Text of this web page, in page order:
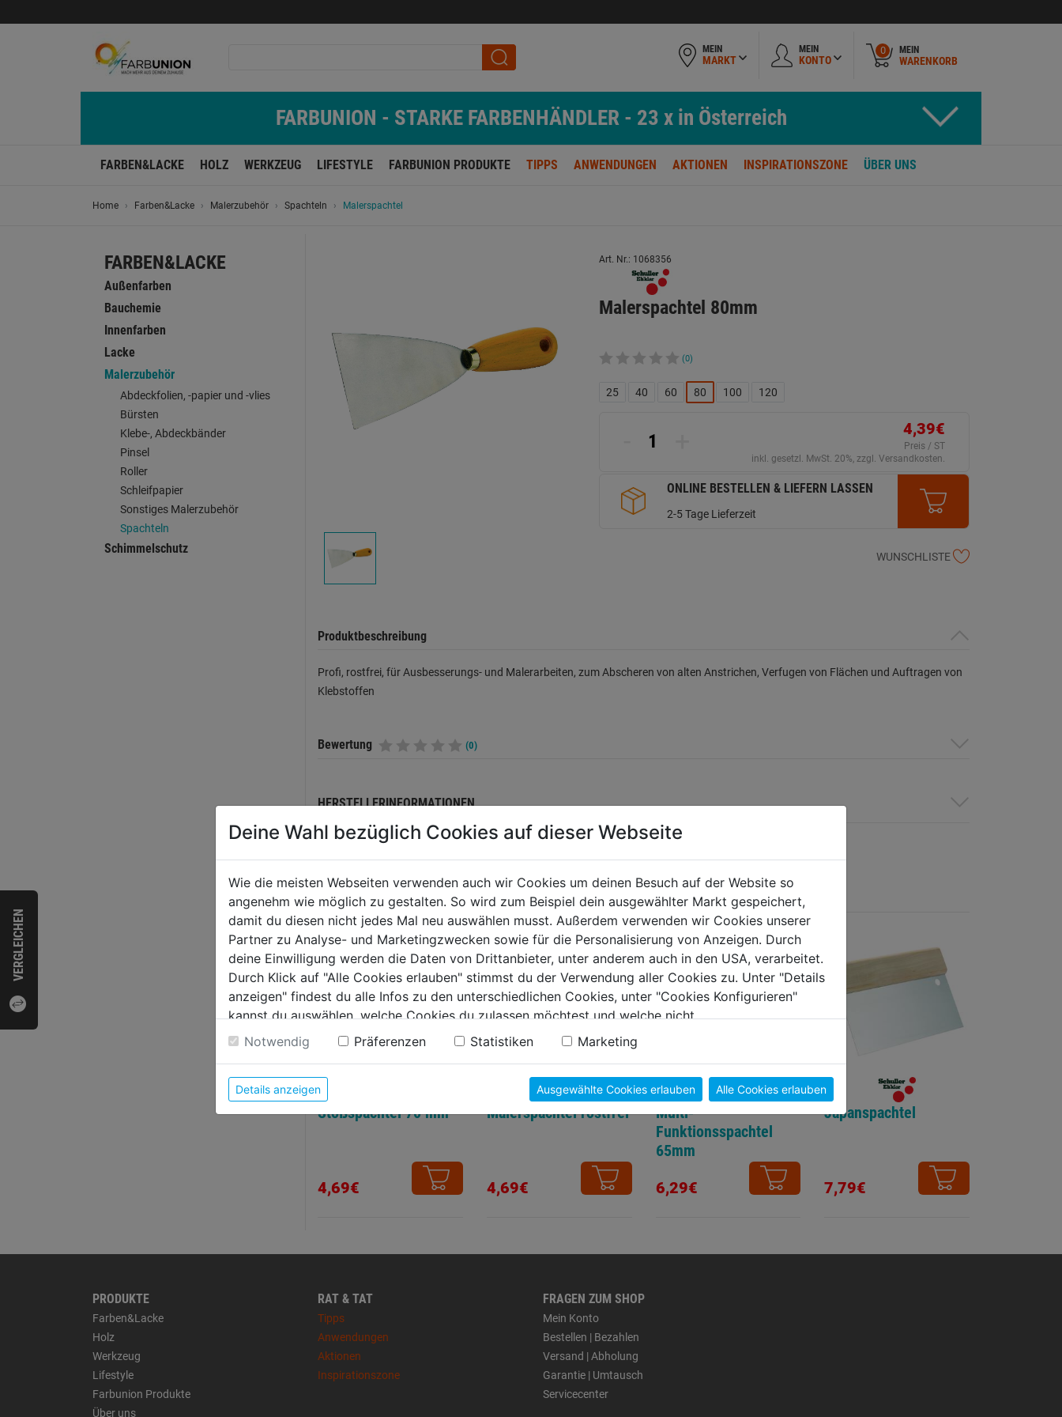
VERGLEICHEN
MEIN
MARKT
MEIN
KONTO
0 MEIN
WARENKORB
FARBUNION - STARKE FARBENHÄNDLER - 23 x in Österreich
FARBEN&LACKE HOLZ WERKZEUG LIFESTYLE FARBUNION PRODUKTE TIPPS ANWENDUNGEN AKTIONEN INSPIRATIONSZONE ÜBER UNS
Home Farben&Lacke Malerzubehör Spachteln Malerspachtel
FARBEN&LACKE
Außenfarben
Bauchemie
Innenfarben
Lacke
Malerzubehör
Abdeckfolien, -papier und -vlies
Bürsten
Klebe-, Abdeckbänder
Pinsel
Roller
Schleifpapier
Sonstiges Malerzubehör
Spachteln
Schimmelschutz
Art. Nr.: 1068356
Malerspachtel 80mm
(0)
25 40 60 80 100 120
4,39€
Preis / ST
inkl. gesetzl. MwSt. 20%, zzgl. Versandkosten.
ONLINE BESTELLEN & LIEFERN LASSEN
2-5 Tage Lieferzeit
WUNSCHLISTE
Produktbeschreibung
Profi, rostfrei, für Ausbesserungs- und Malerarbeiten, zum Abscheren von alten Anstrichen, Verfugen von Flächen und Auftragen von
Klebstoffen
Bewertung (0)
HERSTELLERINFORMATIONEN
WEITERE PRODUKTE AUS DIESER KATEGORIE
Stoßspachtel 70 mm
4,69€
Malerspachtel rostfrei
4,69€
Multi-
Funktionsspachtel
65mm
6,29€
Japanspachtel
7,79€
PRODUKTE
Farben&Lacke
Holz
Werkzeug
Lifestyle
Farbunion Produkte
Über uns
RAT & TAT
Tipps
Anwendungen
Aktionen
Inspirationszone
FRAGEN ZUM SHOP
Mein Konto
Bestellen | Bezahlen
Versand | Abholung
Garantie | Umtausch
Servicecenter
Deine Wahl bezüglich Cookies auf dieser Webseite
Wie die meisten Webseiten verwenden auch wir Cookies um deinen Besuch auf der Website so
angenehm wie möglich zu gestalten. So wird zum Beispiel dein ausgewählter Markt gespeichert,
damit du diesen nicht jedes Mal neu auswählen musst. Außerdem verwenden wir Cookies unserer
Partner zu Analyse- und Marketingzwecken sowie für die Personalisierung von Anzeigen. Durch
deine Einwilligung werden die Daten von Drittanbieter, unter anderem auch in den USA, verarbeitet.
Durch Klick auf "Alle Cookies erlauben" stimmst du der Verwendung aller Cookies zu. Unter "Details
anzeigen" findest du alle Infos zu den unterschiedlichen Cookies, unter "Cookies Konfigurieren"
kannst du auswählen, welche Cookies du zulassen möchtest und welche nicht.
Weitere Informationen findest du in unserer Datenschutzerklärung
Notwendig Präferenzen Statistiken Marketing
Details anzeigen Ausgewählte Cookies erlauben Alle Cookies erlauben